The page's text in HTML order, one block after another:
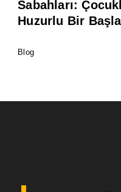
Sabahları:
Huzurlu Bir
Blog